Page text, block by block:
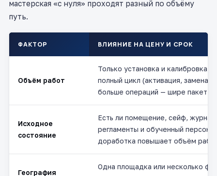
мастерская «с нуля» проходят разный по объёму
путь.
ФАКТОР ВЛИЯНИЕ НА ЦЕНУ И СРОК
Объём работ
Только установка и калибровка
полный цикл (активация, замена,
больше операций — шире пакет
Исходное
состояние
Есть ли помещение, сейф,
регламенты и обученный
доработка повышает объём
География
Одна площадка или несколько